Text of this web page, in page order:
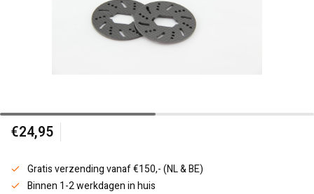
€24,95
Gratis verzending vanaf €150,- (NL & BE)
Binnen 1-2 werkdagen in huis